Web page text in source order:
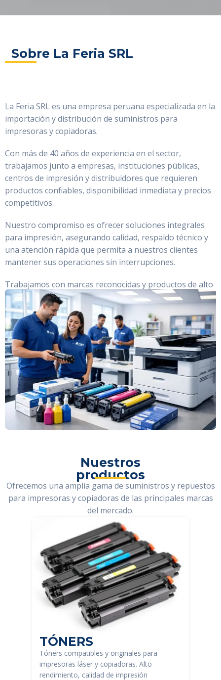
Sobre La Feria SRL
La Feria SRL es una empresa peruana especializada en la
importación y distribución de suministros para
impresoras y copiadoras.
Con más de 40 años de experiencia en el sector,
trabajamos junto a empresas, instituciones públicas,
centros de impresión y distribuidores que requieren
productos confiables, disponibilidad inmediata y precios
competitivos.
Nuestro compromiso es ofrecer soluciones integrales
para impresión, asegurando calidad, respaldo técnico y
una atención rápida que permita a nuestros clientes
mantener sus operaciones sin interrupciones.
Trabajamos con marcas reconocidas y productos de alto
rendimiento, garantizando eficiencia, durabilidad y
resultados profesionales.
Nuestros
productos
Ofrecemos una amplia gama de suministros y repuestos
para impresoras y copiadoras de las principales marcas
del mercado.
TÓNERS
Tóners compatibles y originales para
impresoras láser y copiadoras. Alto
rendimiento, calidad de impresión